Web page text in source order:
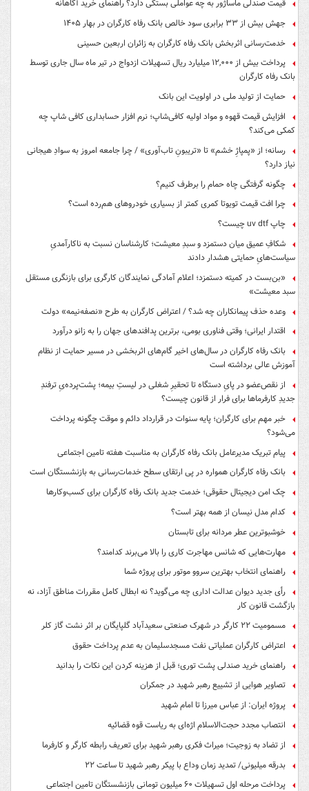
قیمت صندلی ماساژور به چه عواملی بستگی دارد؟ راهنمای خرید آگاهانه
جهش بیش از ۳۳ برابری سود خالص بانک رفاه کارگران در بهار ۱۴۰۵
خدمت‌رسانی اثربخش بانک رفاه کارگران به زائران اربعین حسینی
پرداخت بیش از ۱۲,۰۰۰ میلیارد ریال تسهیلات ازدواج در تیر ماه سال جاری توسط
بانک رفاه کارگران
حمایت از تولید ملی در اولویت این بانک
افزایش قیمت قهوه و مواد اولیه کافی‌شاپ؛ نرم افزار حسابداری کافی شاپ چه
کمکی می‌کند؟
رسانه؛ از «پمپاژِ خشم» تا «تریبونِ تاب‌آوری» / چرا جامعه امروز به سوادِ هیجانی
نیاز دارد؟
چگونه گرفتگی چاه حمام را برطرف کنیم؟
چرا افت قیمت تویوتا کمری کمتر از بسیاری خودروهای هم‌رده است؟
چاپ uv dtf چیست؟
شکافِ عمیق میان دستمزد و سبدِ معیشت؛ کارشناسان نسبت به ناکارآمدیِ
سیاست‌هایِ حمایتی هشدار دادند
«بن‌بست در کمیته دستمزد؛ اعلام آمادگی نمایندگان کارگری برای بازنگری مستقل
سبد معیشت»
وعده حذف پیمانکاران چه شد؟ / اعتراض کارگران به طرح «نصفه‌نیمه» دولت
اقتدار ایرانی؛ وقتی فناوری بومی، برترین پدافندهای جهان را به زانو درآورد
بانک رفاه کارگران در سال‌های اخیر گام‌های اثربخشی در مسیر حمایت از نظام
آموزش عالی برداشته است
از نقص‌عضو در پایِ دستگاه تا تحقیرِ شغلی در لیستِ بیمه؛ پشت‌پرده‌یِ ترفندِ
جدیدِ کارفرماها برای فرار از قانون چیست؟
خبر مهم برای کارگران؛ پایه سنوات در قرارداد دائم و موقت چگونه پرداخت
می‌شود؟
پیام تبریک مدیرعامل بانک رفاه کارگران به مناسبت هفته تامین اجتماعی
بانک رفاه کارگران همواره در پی ارتقای سطح خدمات‌رسانی به بازنشستگان است
چک امن دیجیتال حقوقی؛ خدمت جدید بانک رفاه کارگران برای کسب‌وکارها
کدام مدل نیسان از همه بهتر است؟
خوشبوترین عطر مردانه برای تابستان
مهارت‌هایی که شانس مهاجرت کاری را بالا می‌برند کدامند؟
راهنمای انتخاب بهترین سروو موتور برای پروژه شما
رأی جدید دیوان عدالت اداری چه می‌گوید؟ نه ابطال کامل مقررات مناطق آزاد، نه
بازگشت قانون کار
مسمومیت ۲۲ کارگر در شهرک صنعتی سعیدآباد گلپایگان بر اثر نشت گاز کلر
اعتراض کارگران عملیاتی نفت مسجدسلیمان به عدم پرداخت حقوق
راهنمای خرید صندلی پشت توری؛ قبل از هزینه کردن این نکات را بدانید
تصاویر هوایی از تشییع رهبر شهید در جمکران
پروژه ایران: از عباس میرزا تا امام شهید
انتصاب مجدد حجت‌الاسلام اژه‌ای به ریاست قوه‌ قضائیه
از تضاد به زوجیت؛ میراث فکری رهبر شهید برای تعریف رابطه کارگر و کارفرما
بدرقه میلیونی/ تمدید زمان وداع با پیکر رهبر شهید تا ساعت ۲۲
پرداخت مرحله اول تسهیلات ۶۰ میلیون تومانی بازنشستگان تامین اجتماعی